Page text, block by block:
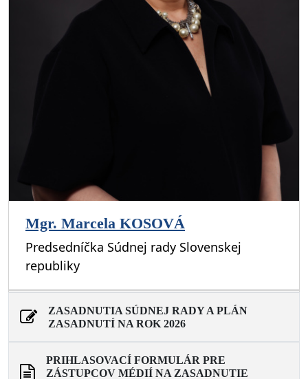
Mgr. Marcela KOSOVÁ
Predsedníčka Súdnej rady Slovenskej
republiky
ZASADNUTIA SÚDNEJ RADY A PLÁN
ZASADNUTÍ NA ROK 2026
PRIHLASOVACÍ FORMULÁR PRE
ZÁSTUPCOV MÉDIÍ NA ZASADNUTIE